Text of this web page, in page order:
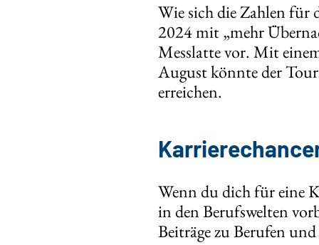
Wie sich die Zahlen für
2024 mit „mehr
Messlatte vor. Mit
August könnte der
erreichen.
Wenn du dich für eine
in den Berufswelten
Beiträge zu Berufen